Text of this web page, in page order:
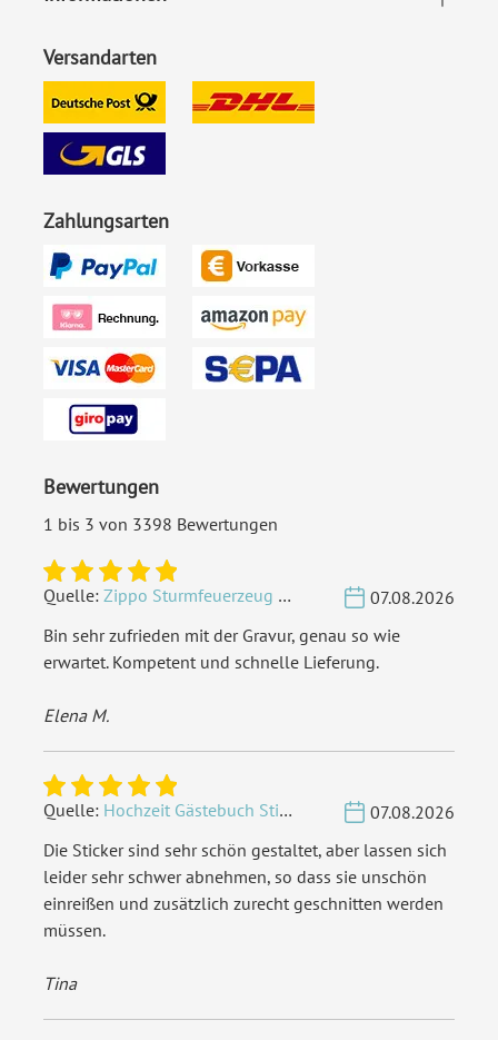
Versandarten
Zahlungsarten
Bewertungen
1 bis 3 von 3398 Bewertungen
Quelle: Zippo Sturmfeuerzeug Chrom - Verzierte Initialen
07.08.2026
Bin sehr zufrieden mit der Gravur, genau so wie
erwartet. Kompetent und schnelle Lieferung.
Elena M.
Quelle: Hochzeit Gästebuch Sticker 40 Fragen - Weiß
07.08.2026
Die Sticker sind sehr schön gestaltet, aber lassen sich
leider sehr schwer abnehmen, so dass sie unschön
einreißen und zusätzlich zurecht geschnitten werden
müssen.
Tina